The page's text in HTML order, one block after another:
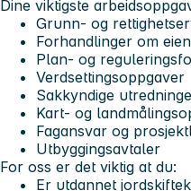
Dine viktigste
Grunn- og
Forhandlinger om
Plan- og
Verdsettingsoppgaver
Sakkyndige
Kart- og
Fagansvar og
Utbyggingsavtaler
For oss er det viktig at du:
Er utdannet